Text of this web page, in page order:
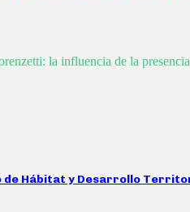
la influencia de la
Hábitat y Desarrollo